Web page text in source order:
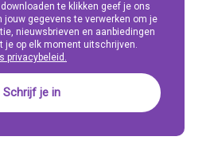
te klikken geef je ons
gegevens te verwerken om je
nieuwsbrieven en aanbiedingen
je op elk moment uitschrijven.
privacybeleid.